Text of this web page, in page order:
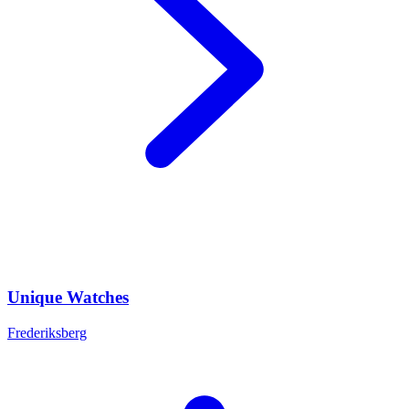
Unique Watches
Frederiksberg